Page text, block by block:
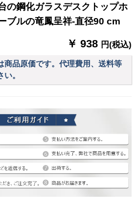
の鋼化ガラスデスクトップホ
ブルの竜鳳呈祥-直径90 cm
￥ 938 円(税込)
商品原価です。代理費用、送料等
。